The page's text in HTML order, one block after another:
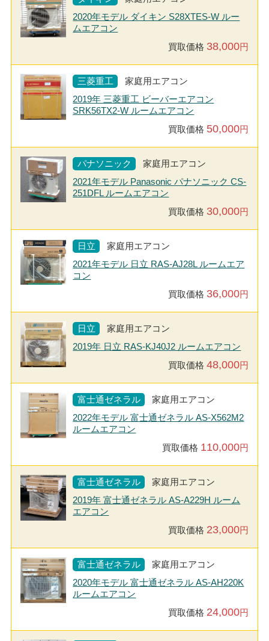
2020年モデル ダイキン S28XTES-W ルー
ムエアコン
買取価格 38,000円
三菱重工
家庭用エアコン
2019年 三菱重工 ビーバーエアコン
SRK56TX2-W ルームエアコン
買取価格 50,000円
パナソニック
家庭用エアコン
2021年モデル Panasonic パナソニック CS-
251DFL ルームエアコン
買取価格 30,000円
日立
家庭用エアコン
2021年モデル 日立 RAS-AJ28L ルームエア
コン
買取価格 36,000円
日立
家庭用エアコン
2019年 日立 RAS-KJ40J2 ルームエアコン
買取価格48,000円
富士通ゼネラル
家庭用エアコン
2022年モデル 富士通ゼネラル AS-X562M2
ルームエアコン
買取価格 110,000円
富士通ゼネラル
家庭用エアコン
2019年 富士通ゼネラル AS-A229H ルーム
エアコン
買取価格 23,000円
富士通ゼネラル
家庭用エアコン
2020年モデル 富士通ゼネラル AS-AH220K
ルームエアコン
買取価格 24,000円